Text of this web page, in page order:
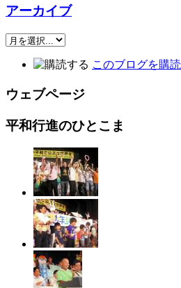
アーカイブ
このブログを購読
ウェブページ
平和行進のひとこま